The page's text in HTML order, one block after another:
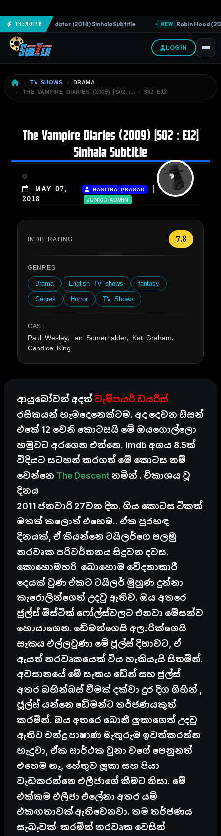
Trending
NEW The Predator (2018) Sinhala Subtitle NEW Robin Hood
LOGIN
TV SHOWS
DRAMA
THE VAMPIRE DIARIES (2009) [S02 :… · S02 E12
The Vampire Diaries (2009) [S02 : E12]
Sinhala Subtitle
MAY 07,
2018
HASITHA PRASAD
JUNIOR ADMIN
IMDB RATING 7.8
GENRES
Drama English TV shows
fantasy
Genres
Horror TV Shows
CAST
Paul Wesley, Ian Somerhalder, Kat Graham,
Candice King
ආයුබෝවන් අදත් වැම්පයර් ඩයරීස්
රසිකයන් හැමදෙනෙක්ටම. අද දෙවන සීසන්
එකේ 12 වෙනි කොටසයි මේ ඔයගොල්ලො
හමුවට අරගෙන එන්නෙ. Imdb අගය 8.5ක්
විදියට සටහන් කරගත් මේ කොටස නම්
වෙන්නෙ The Descent නමින් . විකාශය වූ
දිනය
2011 ජනවාරි 27වන දින. ගිය කොටස ටිකක්
මතක් කලොත් එහෙම.. ඒක පුරහඳ
දිනයක්, ඒ කියන්නෙ ටයිලර්ගෙ පලමු
නරවෘක පරිවර්තනය සිදුවන දවස.
කොහොමහරි බොහොම වේදනාකාරී
දෙයක් වුණ ඒකට ටයිලර් මුහුණ දුන්නා
කැරොලින්ගෙත් උදවු ඇතිව. ඔය අතරෙ
ජූල්ස් මිස්ටික් ෆෝල්ස්වලට එනවා මේසන්ව
හොයාගෙන. ඩේමන්ගෙයි අලාරික්ගෙයි
සැකය එල්ලවුණා මේ ජූල්ස් දිහාවට, ඒ
ඇයත් නරවෘකයෙක් විය හැකියැයි සිතමින්.
අවසානයේ මේ සැකය ඩේන් සහ ජූල්ස්
අතර බහින්බස් වීමක් දක්වා දුර දිග ගිහින් ,
ජූල්ස් යන්නෙ ඩේමන්ට තර්ජණයකුත්
කරමින්. ඔය අතරෙ බොනී ලූකාගෙත් උදවු
ඇතිව චන්ද්‍ර පාෂාණ මැතුරුම ඉවත්කරන්න
හැදුවා, ඒක සාර්ථක වුනා වගේ පෙනුනත්
එහෙම නෑ, හේතුව ලූකා සහ පියා
වැඩකරන්නෙ එලීජාගේ කීමට නිසා. මේ
එක්කම එලීජා එලේනා අතර යම්
එකඟතාවක් ඇතිවෙනවා. තම තර්ජණය
සැබෑවක් කරමින් නරවෘක වෙසින්